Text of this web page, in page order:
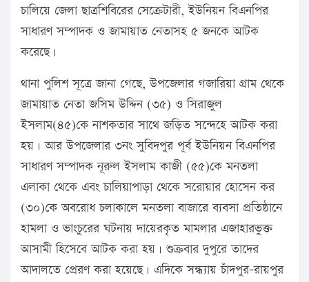
চালিয়ে জেলা ছাত্রশিবিরের সেক্রেটারী, ইউনিয়ন বিএনপির
সাধারণ সম্পাদক ও জামায়াত নেতাসহ ৫ জনকে আটক
করেছে।
থানা পুলিশ সূত্রে জানা গেছে, উপজেলার গজারিয়া গ্রাম থেকে
জামায়াত নেতা জসিম উদ্দিন (৩৫) ও সিরাজুল
ইসলাম(৪৫)কে নাশকতার সাথে জড়িত সন্দেহে আটক করা
হয়। আর উপজেলার ৩নং সুবিদপুর পূর্ব ইউনিয়ন বিএনপির
সাধারণ সম্পাদক নূরুল ইসলাম কাজী (৫৫)কে মনতলা
এলাকা থেকে এবং চালিয়াপাড়া থেকে সরোয়ার হোসেন কর
(৩০)কে অবরোধ চলাকালে মনতলা বাজারে ব্যবসা প্রতিষ্ঠানে
হামলা ও ভাংচুরের ঘটনায় দায়েরকৃত মামলার এজাহারভুক্ত
আসামী হিসেবে আটক করা হয়। শুক্রবার দুপুরে তাদের
আদালতে প্রেরণ করা হয়েছে। এদিকে সন্ধ্যায় চাঁদপুর-রায়পুর